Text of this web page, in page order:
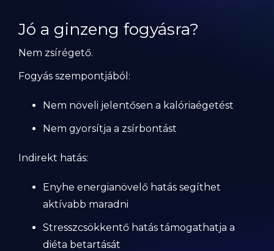
Jó a ginzeng fogyásra?
Nem zsírégető.
Fogyás szempontjából:
Nem növeli jelentősen a kalóriaégetést
Nem gyorsítja a zsírbontást
Indirekt hatás:
Enyhe energianövelő hatás segíthet
aktívabb maradni
Stresszcsökkentő hatás támogathatja a
diéta betartását